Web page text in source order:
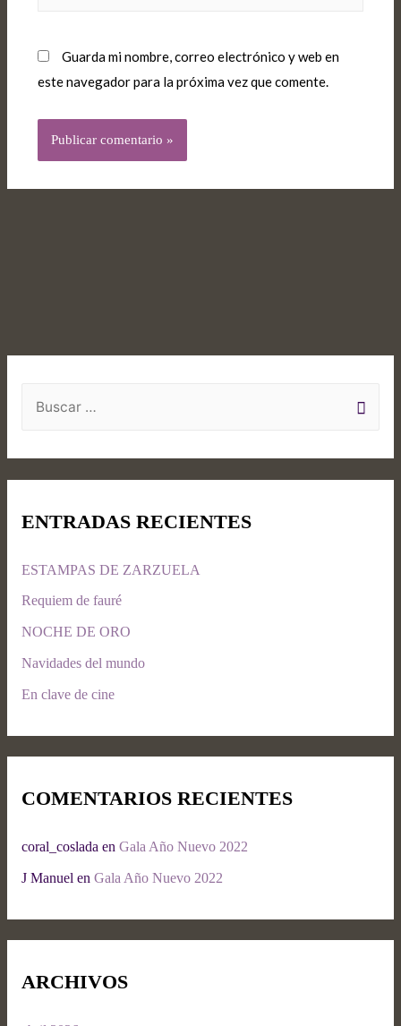
Guarda mi nombre, correo electrónico y web en
este navegador para la próxima vez que comente.
ENTRADAS RECIENTES
ESTAMPAS DE ZARZUELA
Requiem de fauré
NOCHE DE ORO
Navidades del mundo
En clave de cine
COMENTARIOS RECIENTES
coral_coslada en Gala Año Nuevo 2022
J Manuel en Gala Año Nuevo 2022
ARCHIVOS